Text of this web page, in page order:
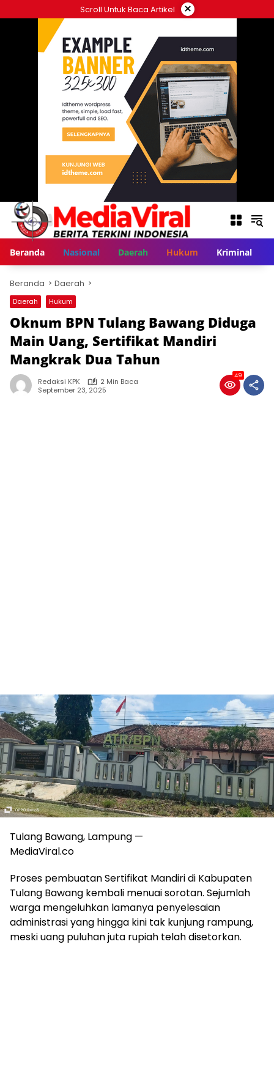
ke
Scroll Untuk Baca Artikel ×
Beranda Nasional Daerah Hukum Kriminal
Beranda Daerah
Daerah Hukum
Oknum BPN Tulang Bawang Diduga
Main Uang, Sertifikat Mandiri
Mangkrak Dua Tahun
Redaksi KPK
2 Min Baca
September 23, 2025
49
Tulang Bawang, Lampung —
MediaViral.co
Proses pembuatan Sertifikat Mandiri di Kabupaten
Tulang Bawang kembali menuai sorotan. Sejumlah
warga mengeluhkan lamanya penyelesaian
administrasi yang hingga kini tak kunjung rampung,
meski uang puluhan juta rupiah telah disetorkan.